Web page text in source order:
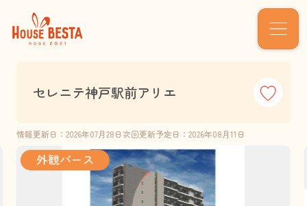
セレニテ神戸駅前アリエ
情報更新日：2026年07月28日次回更新予定日：2026年08月11日
外観パース